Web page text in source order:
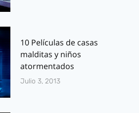
10 Películas de casas
malditas y niños
atormentados
Julio 3, 2013